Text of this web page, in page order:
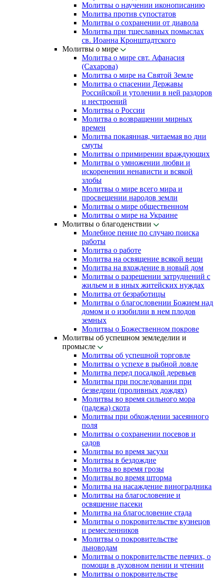
Молитвы о научении иконописанию
Молитва против супостатов
Молитвы о сохранении от диавола
Молитва при тщеславных помыслах
св. Иоанна Кронштадтского
Молитвы о мире
Молитва о мире свт. Афанасия
(Сахарова)
Молитва о мире на Святой Земле
Молитва о спасении Державы
Российской и утолении в ней раздоров
и нестроений
Молитвы о России
Молитва о возвращении мирных
времен
Молитва покаянная, читаемая во дни
смуты
Молитвы о примирении враждующих
Молитвы о умножении любви и
искоренении ненависти и всякой
злобы
Молитвы о мире всего мира и
просвещении народов земли
Молитвы о мире общественном
Молитвы о мире на Украине
Молитвы о благоденствии
Молебное пение по случаю поиска
работы
Молитва о работе
Молитва на освящение всякой вещи
Молитва на вхождение в новый дом
Молитвы о разрешении затруднений с
жильем и в иных житейских нуждах
Молитва от безработицы
Молитвы о благословении Божием над
домом и о изобилии в нем плодов
земных
Молитвы о Божественном покрове
Молитвы об успешном земледелии и
промысле
Молитвы об успешной торговле
Молитвы о успехе в рыбной ловле
Молитва перед посадкой деревьев
Молитвы при последовании при
безведрии (проливных дождях)
Молитвы во время сильного мора
(падежа) скота
Молитвы при обхождении засеянного
поля
Молитвы о сохранении посевов и
садов
Молитвы во время засухи
Молитвы в бездождие
Молитва во время грозы
Молитвы во время шторма
Молитва на насаждение виноградника
Молитвы на благословение и
освящение пасеки
Молитва на благословение стада
Молитвы о покровительстве кузнецов
и ремесленников
Молитвы о покровительстве
льноводам
Молитвы о покровительстве певчих, о
помощи в духовном пении и чтении
Молитвы о покровительстве